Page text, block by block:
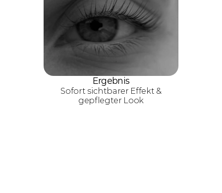
Ergebnis
Sofort sichtbarer Effekt &
gepflegter Look